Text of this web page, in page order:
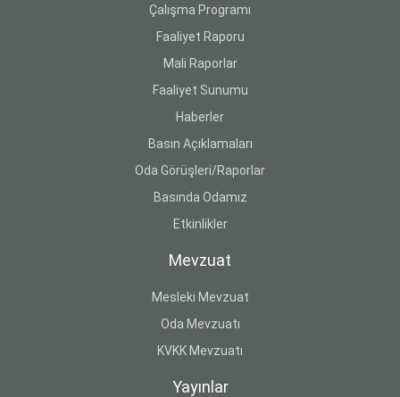
Çalışma Programı
Faaliyet Raporu
Mali Raporlar
Faaliyet Sunumu
Haberler
Basın Açıklamaları
Oda Görüşleri/Raporlar
Basında Odamız
Etkinlikler
Mevzuat
Mesleki Mevzuat
Oda Mevzuatı
KVKK Mevzuatı
Yayınlar